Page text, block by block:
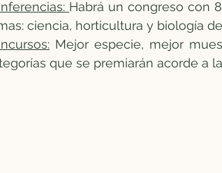
Habrá un congreso con
ciencia, horticultura y biología
Mejor especie, mejor
que se premiarán acorde a